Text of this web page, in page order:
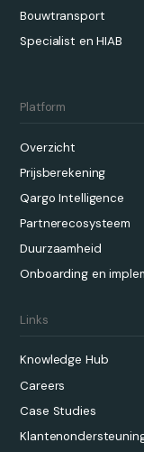
Bouwtransport
Specialist en HIAB
Platform
Overzicht
Prijsberekening
Qargo Intelligence
Partnerecosysteem
Duurzaamheid
Onboarding en
Links
Knowledge Hub
Careers
Case Studies